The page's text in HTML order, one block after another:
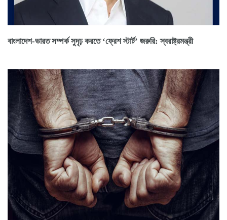
বাংলাদেশ-ভারত সম্পর্ক সুদৃঢ় করতে ‘ফ্রেশ স্টার্ট’ জরুরি: স্বরাষ্ট্রমন্ত্রী